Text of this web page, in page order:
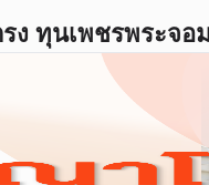
รง ทุนเพชรพระ